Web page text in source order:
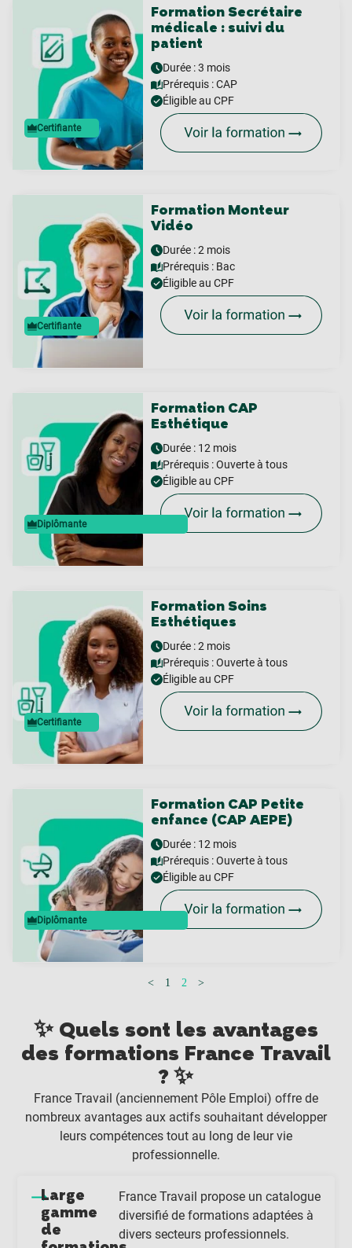
Certifiante
Formation Secrétaire
médicale : suivi du
patient
Durée : 3 mois
Prérequis :CAP
Éligible au CPF
Certifiante
Formation Monteur
Vidéo
Durée : 2 mois
Prérequis : Bac
Éligible au CPF
Diplômante
Formation CAP
Esthétique
Durée : 12 mois
Prérequis :Ouverte à tous
Éligible au CPF
Certifiante
Formation Soins
Esthétiques
Durée : 2 mois
Prérequis :Ouverte à tous
Éligible au CPF
Diplômante
Formation CAP Petite
enfance (CAP AEPE)
Durée : 12 mois
Prérequis :Ouverte à tous
Éligible au CPF
< 1 2 >
✨ Quels sont les avantages
des formations France Travail
? ✨
France Travail (anciennement Pôle Emploi) offre de
nombreux avantages aux actifs souhaitant développer
leurs compétences tout au long de leur vie
professionnelle.
Large
gamme
de
France Travail propose un catalogue
diversifié de formations adaptées à
divers secteurs professionnels.